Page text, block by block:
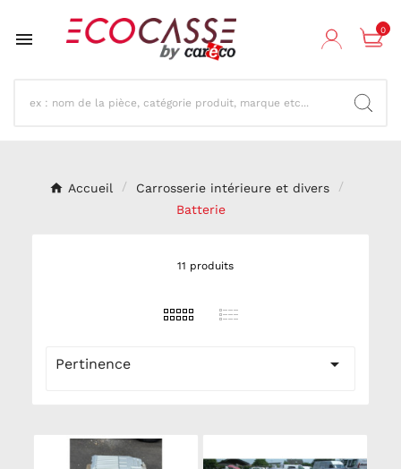
 0
Accueil
Carrosserie intérieure et divers
Batterie
11 produits
Pertinence 